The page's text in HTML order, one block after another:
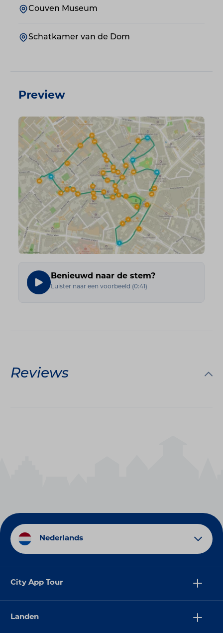
Couven Museum
Schatkamer van de Dom
Preview
Benieuwd naar de stem?
Luister naar een voorbeeld (0:41)
Reviews
Nederlands
City App Tour
Landen